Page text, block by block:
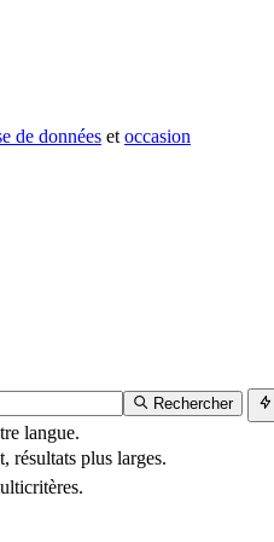
de donnéeset occasion
Rechercher
langue.
résultats plus larges.